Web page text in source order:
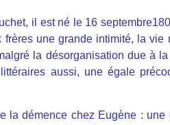
il est né le 16
frères une grande intimité, la vie
la désorganisation due à
aussi, une égale
la démence chez Eugène :